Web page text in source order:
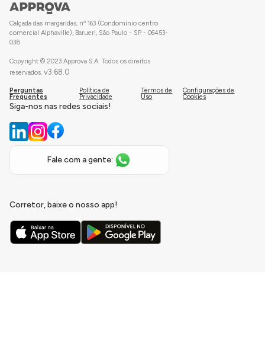
Calçada das margaridas, nº 163 (Condomínio centro
comercial Alphaville), Barueri, São Paulo - SP - 06453-
038
Copyright © 2023 Approva S.A. Todos os direitos
reservados. v3.68.0
Perguntas
Frequentes
Política de
Privacidade
Termos de
Uso
Configurações de
Cookies
Siga-nos nas redes sociais!
Fale com a gente:
Corretor, baixe o nosso app!